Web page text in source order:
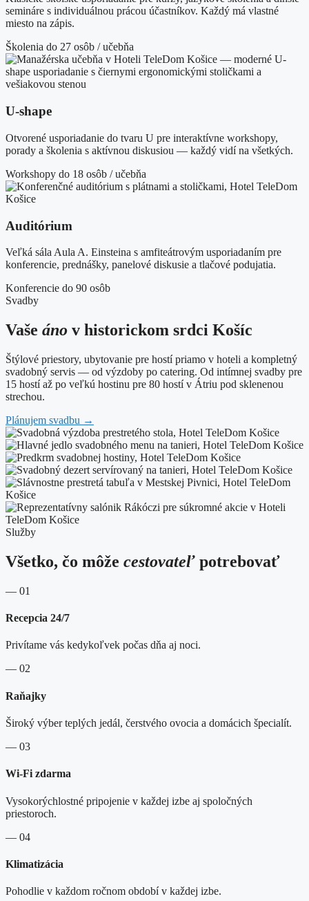
semináre s individuálnou prácou účastníkov. Každý má vlastné
miesto na zápis.
Školenia do 27 osôb / učebňa
U-shape
Otvorené usporiadanie do tvaru U pre interaktívne workshopy,
porady a školenia s aktívnou diskusiou — každý vidí na všetkých.
Workshopy do 18 osôb / učebňa
Auditórium
Veľká sála Aula A. Einsteina s amfiteátrovým usporiadaním pre
konferencie, prednášky, panelové diskusie a tlačové podujatia.
Konferencie do 90 osôb
Svadby
Vaše áno v historickom srdci Košíc
Štýlové priestory, ubytovanie pre hostí priamo v hoteli a kompletný
svadobný servis — od výzdoby po catering. Od intímnej svadby pre
15 hostí až po veľkú hostinu pre 80 hostí v Átriu pod sklenenou
strechou.
Plánujem svadbu →
Služby
Všetko, čo môže cestovateľ potrebovať
— 01
Recepcia 24/7
Privítame vás kedykoľvek počas dňa aj noci.
— 02
Raňajky
Široký výber teplých jedál, čerstvého ovocia a domácich špecialít.
— 03
Wi-Fi zdarma
Vysokorýchlostné pripojenie v každej izbe aj spoločných
priestoroch.
— 04
Klimatizácia
Pohodlie v každom ročnom období v každej izbe.